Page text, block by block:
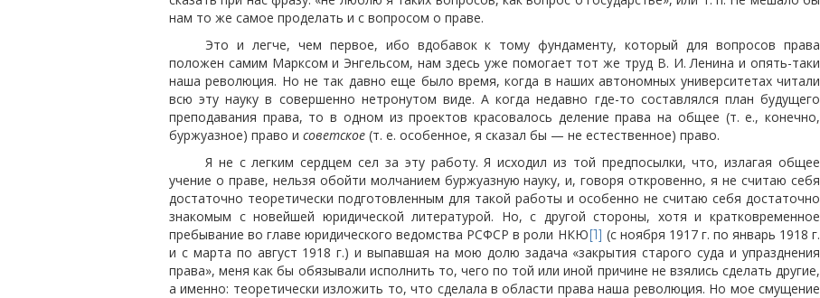
нам то же самое проделать и с вопросом о праве.
Это и легче, чем первое, ибо вдобавок к тому фундаменту, который для вопросов права
положен самим Марксом и Энгельсом, нам здесь уже помогает тот же труд В. И. Ленина и опять-таки
наша революция. Но не так давно еще было время, когда в наших автономных университетах читали
всю эту науку в совершенно нетронутом виде. А когда недавно где-то составлялся план будущего
преподавания права, то в одном из проектов красовалось деление права на общее (т. е., конечно,
буржуазное) право и советское (т. е. особенное, я сказал бы — не естественное) право.
Я не с легким сердцем сел за эту работу. Я исходил из той предпосылки, что, излагая общее
учение о праве, нельзя обойти молчанием буржуазную науку, и, говоря откровенно, я не считаю себя
достаточно теоретически подготовленным для такой работы и особенно не считаю себя достаточно
знакомым с новейшей юридической литературой. Но, с другой стороны, хотя и кратковременное
пребывание во главе юридического ведомства РСФСР в роли НКЮ[1] (с ноября 1917 г. по январь 1918 г.
и с марта по август 1918 г.) и выпавшая на мою долю задача «закрытия старого суда и упразднения
права», меня как бы обязывали исполнить то, чего по той или иной причине не взялись сделать другие,
а именно: теоретически изложить то, что сделала в области права наша революция. Но мое смущение